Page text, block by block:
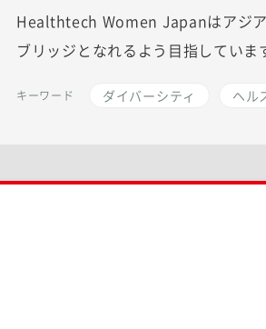
Healthtech Women Japanはアジア
ブリッジとなれるよう目指していま
キーワード ダイバーシティ ヘル